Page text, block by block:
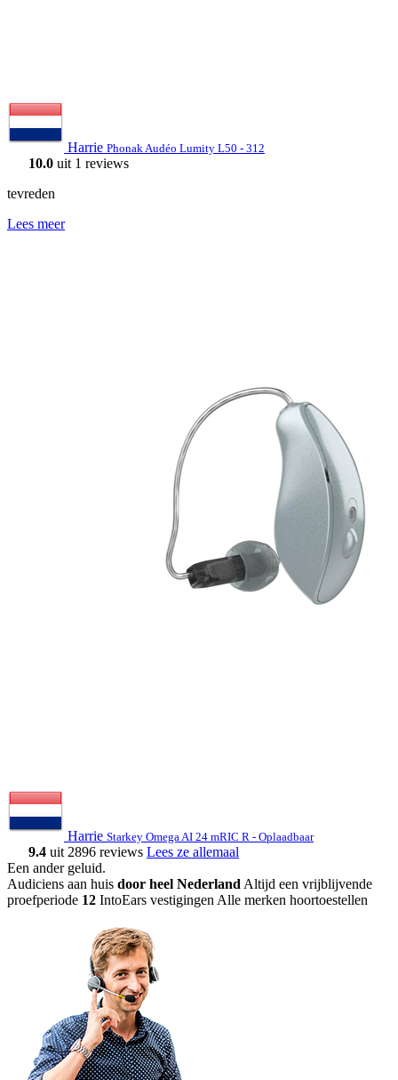
Harrie Phonak Audéo Lumity L50 - 312
10.0 uit 1 reviews
tevreden
Lees meer
Harrie Starkey Omega AI 24 mRIC R - Oplaadbaar
9.4 uit 2896 reviews Lees ze allemaal
Een ander geluid.
Audiciens aan huis door heel Nederland Altijd een vrijblijvende
proefperiode 12 IntoEars vestigingen Alle merken hoortoestellen